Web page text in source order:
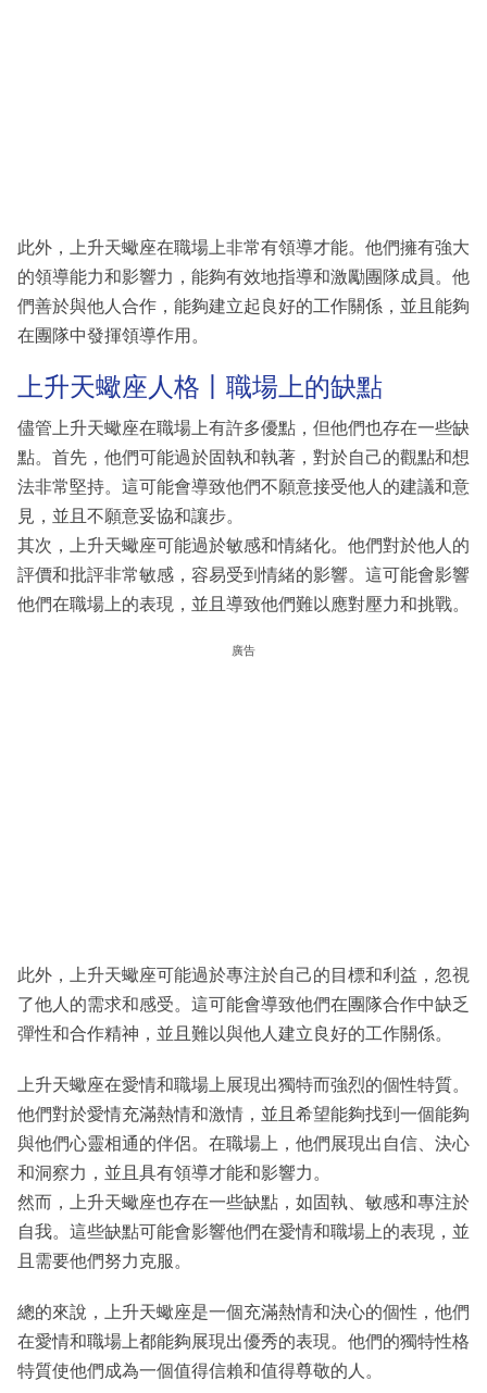
此外，上升天蠍座在職場上非常有領導才能。他們擁有強大
的領導能力和影響力，能夠有效地指導和激勵團隊成員。他
們善於與他人合作，能夠建立起良好的工作關係，並且能夠
在團隊中發揮領導作用。
上升天蠍座人格丨職場上的缺點
儘管上升天蠍座在職場上有許多優點，但他們也存在一些缺
點。首先，他們可能過於固執和執著，對於自己的觀點和想
法非常堅持。這可能會導致他們不願意接受他人的建議和意
見，並且不願意妥協和讓步。
其次，上升天蠍座可能過於敏感和情緒化。他們對於他人的
評價和批評非常敏感，容易受到情緒的影響。這可能會影響
他們在職場上的表現，並且導致他們難以應對壓力和挑戰。
廣告
此外，上升天蠍座可能過於專注於自己的目標和利益，忽視
了他人的需求和感受。這可能會導致他們在團隊合作中缺乏
彈性和合作精神，並且難以與他人建立良好的工作關係。
上升天蠍座在愛情和職場上展現出獨特而強烈的個性特質。
他們對於愛情充滿熱情和激情，並且希望能夠找到一個能夠
與他們心靈相通的伴侶。在職場上，他們展現出自信、決心
和洞察力，並且具有領導才能和影響力。
然而，上升天蠍座也存在一些缺點，如固執、敏感和專注於
自我。這些缺點可能會影響他們在愛情和職場上的表現，並
且需要他們努力克服。
總的來說，上升天蠍座是一個充滿熱情和決心的個性，他們
在愛情和職場上都能夠展現出優秀的表現。他們的獨特性格
特質使他們成為一個值得信賴和值得尊敬的人。